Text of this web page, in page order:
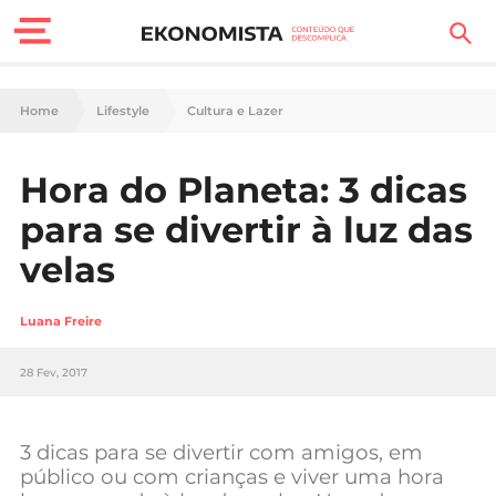
Finanças Pessoais
Carreira
Casa
Lifestyle
Sociedade
Negócios
Home Lifestyle Cultura e Lazer
Hora do Planeta: 3 dicas
para se divertir à luz das
velas
Luana Freire
28 Fev, 2017
3 dicas para se divertir com amigos, em
público ou com crianças e viver uma hora